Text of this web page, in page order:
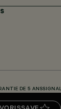
DE 5 ANS